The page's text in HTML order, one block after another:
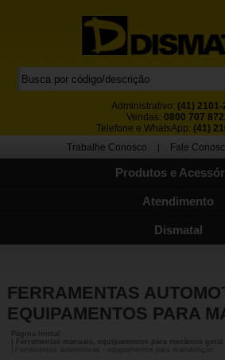
Administrativo: (41) 2101-
Vendas: 0800 707
Telefone e WhatsApp: (41)
Trabalhe Conosco
| Fale
Produtos e
Atendimento
Dismatal
FERRAMENTAS
EQUIPAMENTOS PARA
Página Inicial
| Ferramentas manuais, equipamentos para mecânica
| Ferramentas automotivas - equipamentos para manutenção